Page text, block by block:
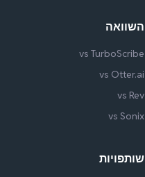
השוואה
vs TurboScribe
vs Otter.ai
vs Rev
vs Sonix
שותפויות